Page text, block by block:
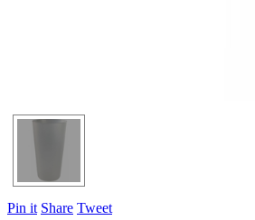
Pin it Share Tweet